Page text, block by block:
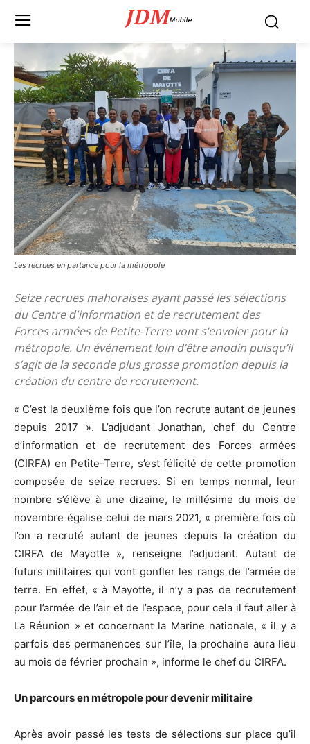
JDMMobile
Les recrues en partance pour la métropole
Seize recrues mahoraises ayant passé les sélections
du Centre d'information et de recrutement des
Forces armées de Petite-Terre vont s’envoler pour la
métropole. Un événement loin d’être anodin puisqu’il
s’agit de la seconde plus grosse promotion depuis la
création du centre de recrutement.
« C’est la deuxième fois que l’on recrute autant de jeunes
depuis 2017 ». L’adjudant Jonathan, chef du Centre
d’information et de recrutement des Forces armées
(CIRFA) en Petite-Terre, s’est félicité de cette promotion
composée de seize recrues. Si en temps normal, leur
nombre s’élève à une dizaine, le millésime du mois de
novembre égalise celui de mars 2021, « première fois où
l’on a recruté autant de jeunes depuis la création du
CIRFA de Mayotte », renseigne l’adjudant. Autant de
futurs militaires qui vont gonfler les rangs de l’armée de
terre. En effet, « à Mayotte, il n’y a pas de recrutement
pour l’armée de l’air et de l’espace, pour cela il faut aller à
La Réunion » et concernant la Marine nationale, « il y a
parfois des permanences sur l’île, la prochaine aura lieu
au mois de février prochain », informe le chef du CIRFA.
Un parcours en métropole pour devenir militaire
Après avoir passé les tests de sélections sur place qu’il